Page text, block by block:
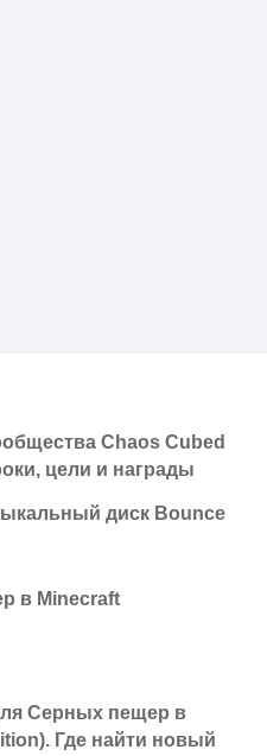
Chaos Cubed
цели и награды
диск Bounce
в Minecraft
Серных пещер в
Где найти новый